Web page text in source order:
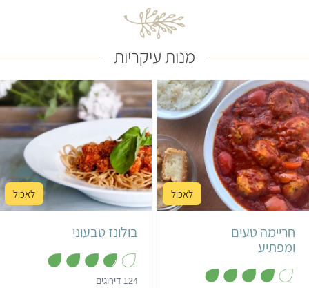
מנות עיקריות
קל 30 דקות
6 מנות טריפוליטאי
חריימה טעים
ומפתיע
קל 35 דקות
3 מנות איטלקי
בולונז טבעוני
124 דירוגים